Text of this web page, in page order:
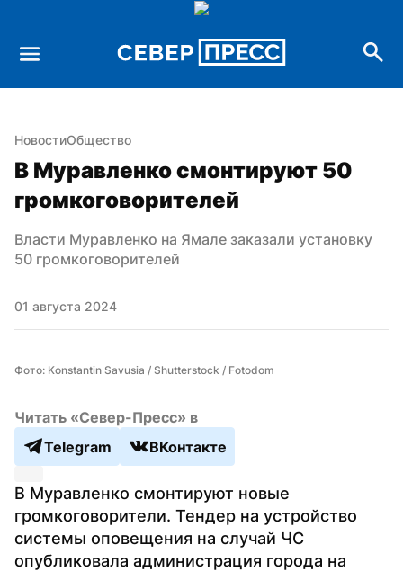
НовостиОбщество
В Муравленко смонтируют 50
громкоговорителей
Власти Муравленко на Ямале заказали установку
50 громкоговорителей
01 августа 2024
Фото: Konstantin Savusia / Shutterstock / Fotodom
Читать «Север-Пресс» в
Telegram
ВКонтакте
В Муравленко смонтируют новые
громкоговорители. Тендер на устройство
системы оповещения на случай ЧС
опубликовала администрация города на